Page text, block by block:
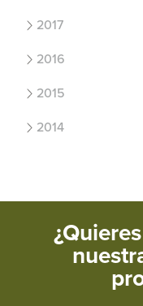
2017
2016
2015
2014